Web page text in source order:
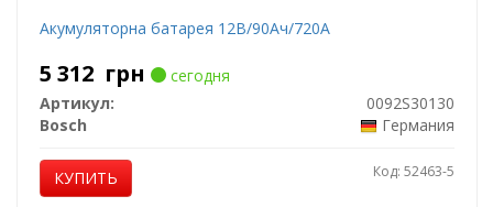
Акумуляторна батарея 12В/90Ач/720А
5 312 грн
сегодня
Артикул:
0092S30130
Bosch
Германия
КУПИТЬ Код: 52463-5